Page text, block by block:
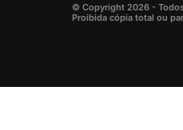
© Copyright 2026 -
Proibida cópia total ou